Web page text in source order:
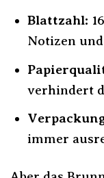
Blattzahl:
Notizen
verhindert
immer